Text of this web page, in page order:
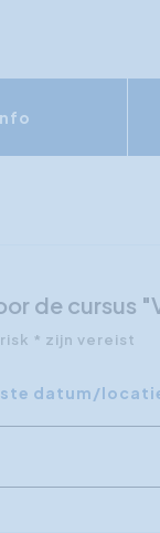
de cursus
* zijn vereist
datum/